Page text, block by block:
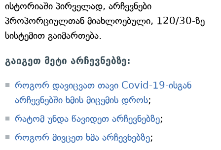
ისტორიაში პირველად, არჩევნები
პროპორციულთან მიახლოებული, 120/30-ზე
სისტემით გაიმართება.
გაიგეთ მეტი არჩევნებზე:
როგორ დავიცვათ თავი Covid-19-ისგან
არჩევნებში ხმის მიცემის დროს;
რატომ უნდა წავიდეთ არჩევნებზე;
როგორ მივცეთ ხმა არჩევნებზე;